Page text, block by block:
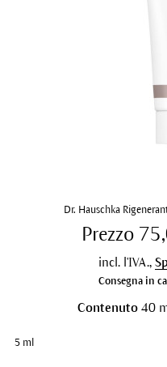
Dr. Hauschka
Prezzo
incl. l'IVA.,
Consegna in
Contenuto 40
5 ml